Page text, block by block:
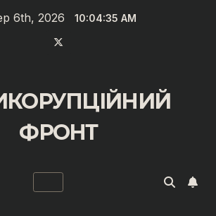
6th, 2026 10:04:36 AM
ФРОНТ